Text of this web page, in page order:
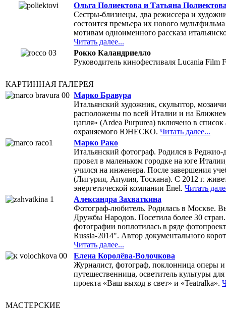
Ольга Полиектова и Татьяна
Cестры-близнецы, два режиссера и
состоится премьера их нового
мотивам одноименного рассказа
Читать далее...
Рокко Каландриелло
Руководитель кинофестиваля Lucania Film
КАРТИННАЯ ГАЛЕРЕЯ
Марко Бравура
Итальянский художник, скульптор,
расположены по всей Италии и на
цапля» (Ardea Purpurea) включено в список
охраняемого ЮНЕСКО. Читать далее...
Марко Рако
Итальянский фотограф. Родился в Реджио-
провел в маленьком городке на юге
учился на инженера. После завершения
(Лигурия, Апулия, Тоскана). С 2012 г.
энергетической компании Enel. Читать
Александра Захваткина
Фотограф-любитель. Родилась в Москве.
Дружбы Народов. Посетила более 30
фотографии воплотилась в ряде
Russia-2014". Автор документального
Читать далее...
Елена Королёва-Волочкова
Журналист, фотограф, поклонница оперы
путешественница, осветитель культуры
проекта «Ваш выход в свет» и «Teatralka».
МАСТЕРСКИЕ